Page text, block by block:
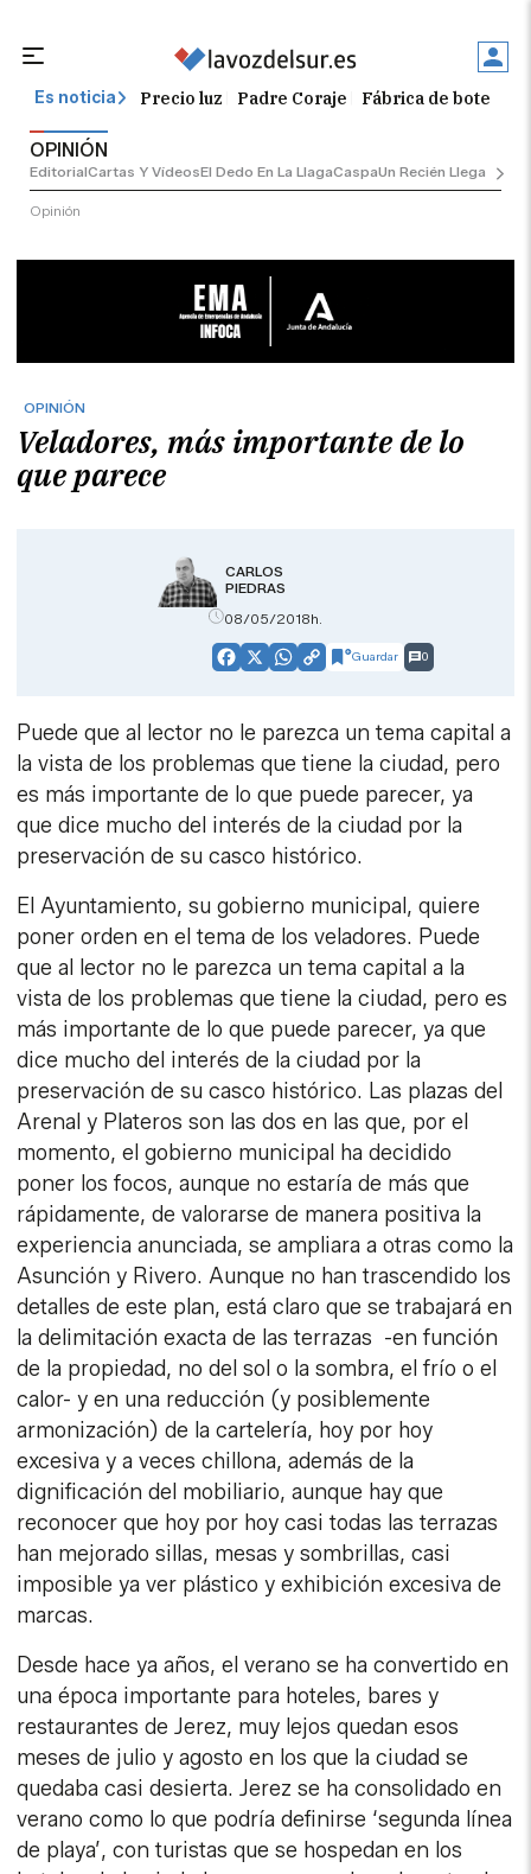
Es noticia Precio luz Padre Coraje Fábrica de botellas
OPINIÓN
EditorialCartas Y VídeosEl Dedo En La LlagaCaspaUn Recién Llegado
Opinión
OPINIÓN
Veladores, más importante de lo
que parece
CARLOS
PIEDRAS
08/05/2018h.
Facebook
X WhatsApp
CopyGuardar 0
Puede que al lector no le parezca un tema capital a
la vista de los problemas que tiene la ciudad, pero
es más importante de lo que puede parecer, ya
que dice mucho del interés de la ciudad por la
preservación de su casco histórico.
El Ayuntamiento, su gobierno municipal, quiere
poner orden en el tema de los veladores. Puede
que al lector no le parezca un tema capital a la
vista de los problemas que tiene la ciudad, pero es
más importante de lo que puede parecer, ya que
dice mucho del interés de la ciudad por la
preservación de su casco histórico. Las plazas del
Arenal y Plateros son las dos en las que, por el
momento, el gobierno municipal ha decidido
poner los focos, aunque no estaría de más que
rápidamente, de valorarse de manera positiva la
experiencia anunciada, se ampliara a otras como la
Asunción y Rivero. Aunque no han trascendido los
detalles de este plan, está claro que se trabajará en
la delimitación exacta de las terrazas -en función
de la propiedad, no del sol o la sombra, el frío o el
calor- y en una reducción (y posiblemente
armonización) de la cartelería, hoy por hoy
excesiva y a veces chillona, además de la
dignificación del mobiliario, aunque hay que
reconocer que hoy por hoy casi todas las terrazas
han mejorado sillas, mesas y sombrillas, casi
imposible ya ver plástico y exhibición excesiva de
marcas.
Desde hace ya años, el verano se ha convertido en
una época importante para hoteles, bares y
restaurantes de Jerez, muy lejos quedan esos
meses de julio y agosto en los que la ciudad se
quedaba casi desierta. Jerez se ha consolidado en
verano como lo que podría definirse ‘segunda línea
de playa’, con turistas que se hospedan en los